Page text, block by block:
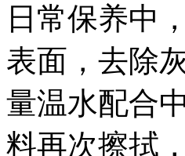
日常保养中
表面，去除
量温水配合
料再次擦拭